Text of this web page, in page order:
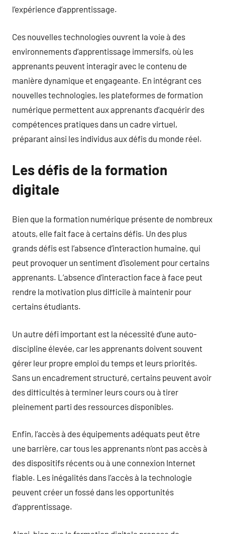
l’expérience d’apprentissage.
Ces nouvelles technologies ouvrent la voie à des
environnements d’apprentissage immersifs, où les
apprenants peuvent interagir avec le contenu de
manière dynamique et engageante. En intégrant ces
nouvelles technologies, les plateformes de formation
numérique permettent aux apprenants d’acquérir des
compétences pratiques dans un cadre virtuel,
préparant ainsi les individus aux défis du monde réel.
Les défis de la formation
digitale
Bien que la formation numérique présente de nombreux
atouts, elle fait face à certains défis. Un des plus
grands défis est l’absence d’interaction humaine, qui
peut provoquer un sentiment d’isolement pour certains
apprenants. L’absence d’interaction face à face peut
rendre la motivation plus difficile à maintenir pour
certains étudiants.
Un autre défi important est la nécessité d’une auto-
discipline élevée, car les apprenants doivent souvent
gérer leur propre emploi du temps et leurs priorités.
Sans un encadrement structuré, certains peuvent avoir
des difficultés à terminer leurs cours ou à tirer
pleinement parti des ressources disponibles.
Enfin, l’accès à des équipements adéquats peut être
une barrière, car tous les apprenants n’ont pas accès à
des dispositifs récents ou à une connexion Internet
fiable. Les inégalités dans l’accès à la technologie
peuvent créer un fossé dans les opportunités
d’apprentissage.